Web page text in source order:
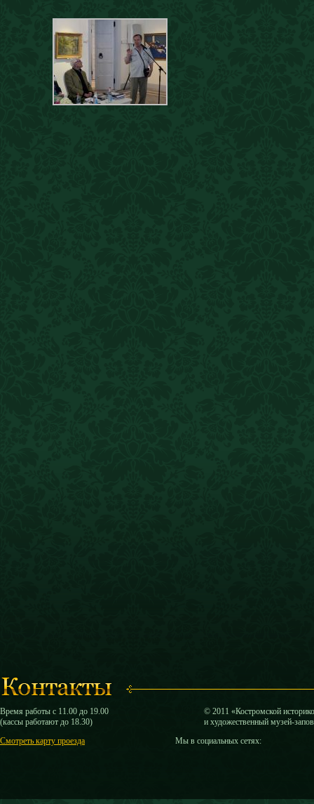
Время работы с 11.00 до 19.00
(кассы работают до 18.30)
Смотреть карту проезда
© 2011 «Костромской
и художественный музей-
Мы в социальных сетях: